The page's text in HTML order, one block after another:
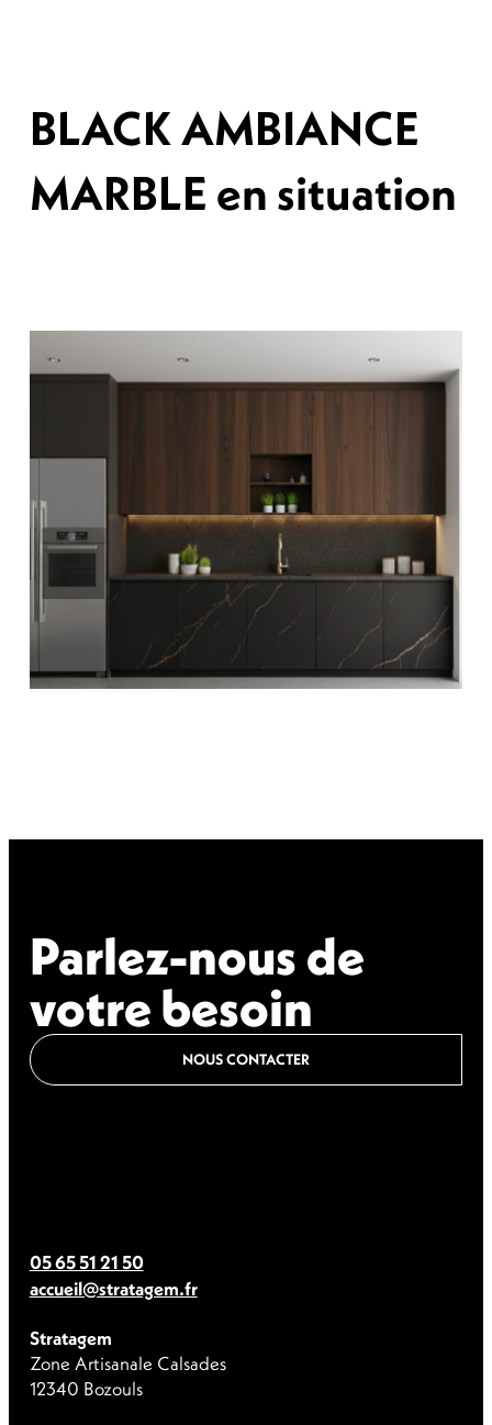
BLACK AMBIANCE
MARBLE en situation
05 65 51 21 50
accueil@stratagem.fr
Stratagem
Zone Artisanale Calsades
12340 Bozouls
Parlez-nous de
votre besoin
NOUS CONTACTER